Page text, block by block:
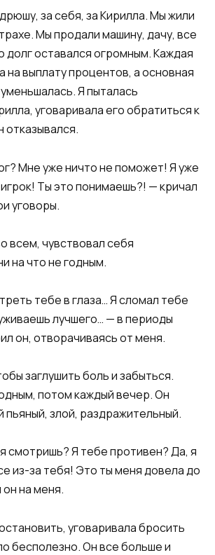
за себя, за Кирилла. Мы жили
Мы продали машину, дачу, все
долг оставался огромным. Каждая
на выплату процентов, а основная
Я пыталась
уговаривала его обратиться к
отказывался.​​
Мне уже ничто не поможет! Я уже
Ты это понимаешь?! — кричал
уговоры.​​
всем, чувствовал себя
на что не годным.​​
тебе в глаза… Я сломал тебе
лучшего… — в периоды
он, отворачиваясь от меня.​​
заглушить боль и забыться.
потом каждый вечер. Он
пьяный, злой, раздражительный.​​
смотришь? Я тебе противен? Да, я
из-за тебя! Это ты меня довела до
на меня.​​
уговаривала бросить
бесполезно. Он все больше и